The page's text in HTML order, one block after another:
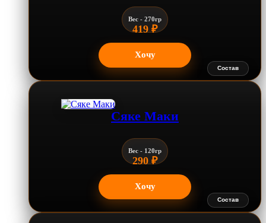
Состав
Вес - 270гр
419 ₽
Хочу
Состав
Сяке Маки
Вес - 120гр
290 ₽
Хочу